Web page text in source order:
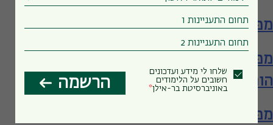
מפגש עם הפקולטה לחינוך
מפגש עם ביה"ס להכשרת מורים – תעודת
הוראה
מפגש עם הפקולטה לחינוך
שלחו לי מידע ועדכונים
חשובים על הלימודים
באוניברסיטת בר-אילן
הרשמה